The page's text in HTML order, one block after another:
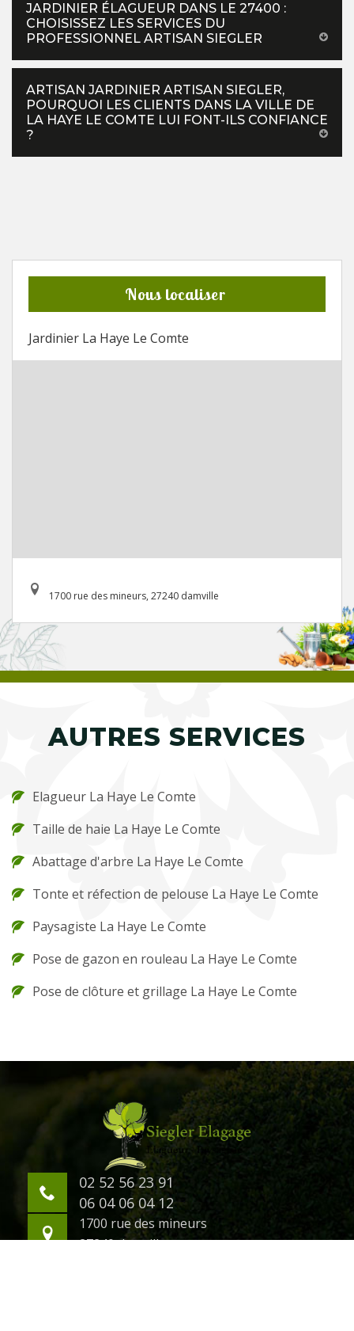
JARDINIER ÉLAGUEUR DANS LE 27400 :
CHOISISSEZ LES SERVICES DU
PROFESSIONNEL ARTISAN SIEGLER
ARTISAN JARDINIER ARTISAN SIEGLER,
POURQUOI LES CLIENTS DANS LA VILLE DE
LA HAYE LE COMTE LUI FONT-ILS CONFIANCE
?
Nous localiser
Jardinier La Haye Le Comte
1700 rue des mineurs, 27240 damville
AUTRES SERVICES
Elagueur La Haye Le Comte
Taille de haie La Haye Le Comte
Abattage d'arbre La Haye Le Comte
Tonte et réfection de pelouse La Haye Le Comte
Paysagiste La Haye Le Comte
Pose de gazon en rouleau La Haye Le Comte
Pose de clôture et grillage La Haye Le Comte
02 52 56 23 91
06 04 06 04 12
1700 rue des mineurs
27240 damville